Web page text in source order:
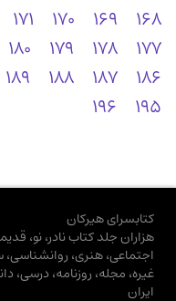
168
169
170
171
177
178
179
180
186
187
188
189
195
196
کتابسرای هیرکان
هزاران جلد کتاب نادر، نو،
اجتماعی، هنری،
غیره، مجله، روزنامه، درسی،
ایران